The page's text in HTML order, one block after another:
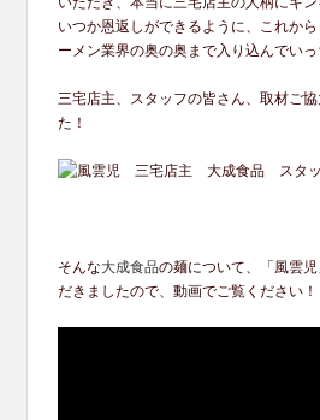
いつか恩返しができるように、これか
ーメン業界の奥の奥まで入り込んでいっ
三宅店主、スタッフの皆さん、取材ご
た！
そんな大成食品の麺について、「風雲
だきましたので、動画でご覧ください！